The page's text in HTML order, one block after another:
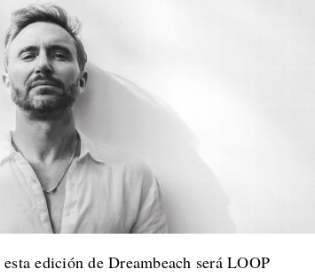
edición de Dreambeach será LOOP